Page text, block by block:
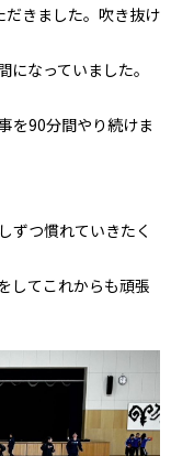
きました。吹き抜け
なっていました。
を90分間やり続けま
ずつ慣れていきたく
してこれからも頑張